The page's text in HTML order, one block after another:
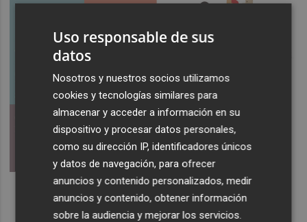
Uso responsable de sus
datos
Nosotros y nuestros socios utilizamos
cookies y tecnologías similares para
almacenar y acceder a información en su
dispositivo y procesar datos personales,
como su dirección IP, identificadores únicos
y datos de navegación, para ofrecer
anuncios y contenido personalizados, medir
anuncios y contenido, obtener información
sobre la audiencia y mejorar los servicios.